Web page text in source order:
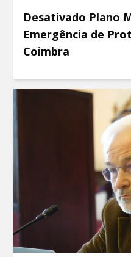
Desativado Plano
Emergência de
Coimbra